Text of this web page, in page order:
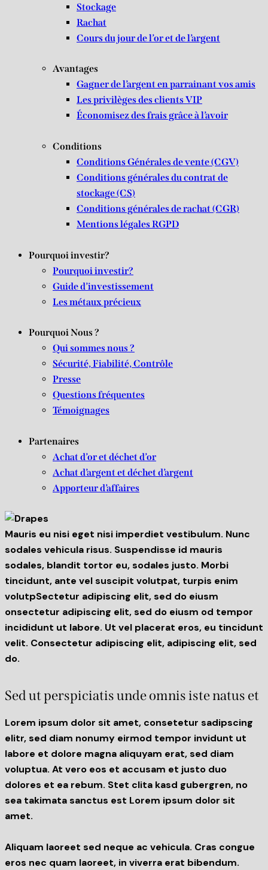
Stockage
Rachat
Cours du jour de l’or et de l’argent
Avantages
Gagner de l’argent en parrainant vos amis
Les privilèges des clients VIP
Économisez des frais grâce à l’avoir
Conditions
Conditions Générales de vente (CGV)
Conditions générales du contrat de
stockage (CS)
Conditions générales de rachat (CGR)
Mentions légales RGPD
Pourquoi investir?
Pourquoi investir?
Guide d’investissement
Les métaux précieux
Pourquoi Nous ?
Qui sommes nous ?
Sécurité, Fiabilité, Contrôle
Presse
Questions fréquentes
Témoignages
Partenaires
Achat d’or et déchet d’or
Achat d’argent et déchet d’argent
Apporteur d’affaires
Mauris eu nisi eget nisi imperdiet vestibulum. Nunc
sodales vehicula risus. Suspendisse id mauris
sodales, blandit tortor eu, sodales justo. Morbi
tincidunt, ante vel suscipit volutpat, turpis enim
volutpSectetur adipiscing elit, sed do eiusm
onsectetur adipiscing elit, sed do eiusm od tempor
incididunt ut labore. Ut vel placerat eros, eu tincidunt
velit. Consectetur adipiscing elit, adipiscing elit, sed
do.
Sed ut perspiciatis unde omnis iste natus et
Lorem ipsum dolor sit amet, consetetur sadipscing
elitr, sed diam nonumy eirmod tempor invidunt ut
labore et dolore magna aliquyam erat, sed diam
voluptua. At vero eos et accusam et justo duo
dolores et ea rebum. Stet clita kasd gubergren, no
sea takimata sanctus est Lorem ipsum dolor sit
amet.
Aliquam laoreet sed neque ac vehicula. Cras congue
eros nec quam laoreet, in viverra erat bibendum.